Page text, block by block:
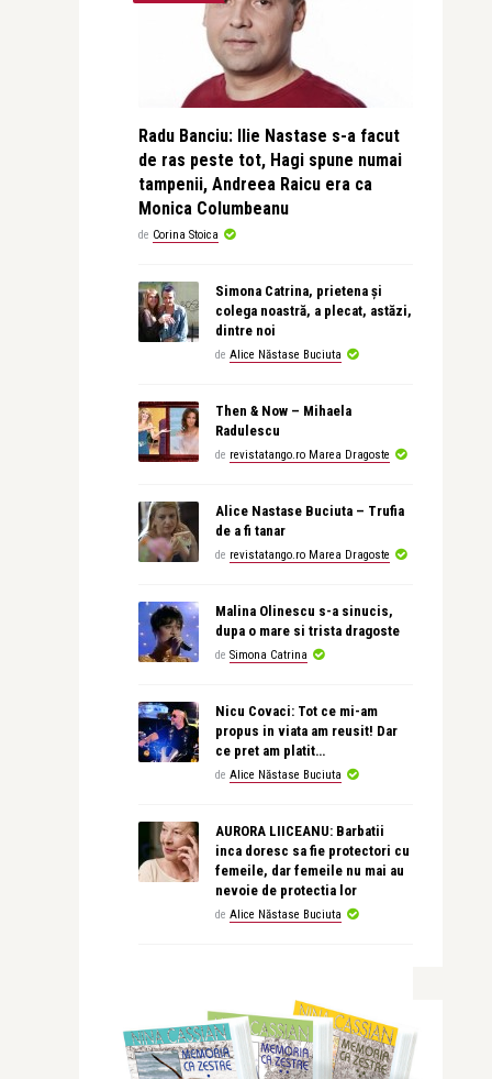
Radu Banciu: Ilie Nastase s-a facut
de ras peste tot, Hagi spune numai
tampenii, Andreea Raicu era ca
Monica Columbeanu
de Corina Stoica
Simona Catrina, prietena și
colega noastră, a plecat, astăzi,
dintre noi
de Alice Năstase Buciuta
Then & Now – Mihaela
Radulescu
de revistatango.ro Marea Dragoste
Alice Nastase Buciuta – Trufia
de a fi tanar
de revistatango.ro Marea Dragoste
Malina Olinescu s-a sinucis,
dupa o mare si trista dragoste
de Simona Catrina
Nicu Covaci: Tot ce mi-am
propus in viata am reusit! Dar
ce pret am platit…
de Alice Năstase Buciuta
AURORA LIICEANU: Barbatii
inca doresc sa fie protectori cu
femeile, dar femeile nu mai au
nevoie de protectia lor
de Alice Năstase Buciuta